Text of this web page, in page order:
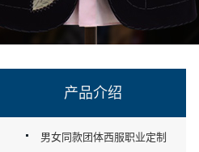
产品介绍
男女同款团体西服职业定制